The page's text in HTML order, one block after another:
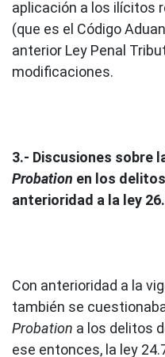
aplicación a los ilícitos
(que es el Código
anterior Ley Penal
modificaciones.
3.- Discusiones sobre
Probation en los
anterioridad a la ley
Con anterioridad a la
también se
Probation a los delitos
ese entonces, la ley